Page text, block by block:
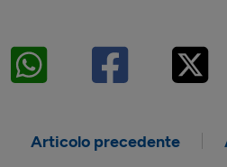
Articolo precedente